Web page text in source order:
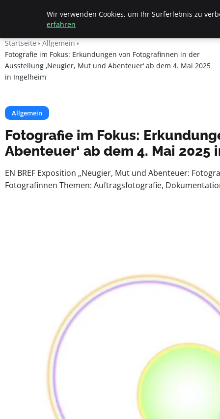
Beyond Surface
Startseite
Allgemein
Fotografie im Fokus: Erkundungen von Fotografinnen in der
Ausstellung ‚Neugier, Mut und Abenteuer‘ ab dem 4. Mai 2025
in Ingelheim
Allgemein
Fotografie im Fokus:
Abenteuer‘ ab dem 4. Mai 2025
EN BREF Exposition „Neugier, Mut und Abenteuer:
Fotografinnen Themen: Auftragsfotografie,
Wir verwenden Cookies, um Ihr Surferlebnis zu
erfahren